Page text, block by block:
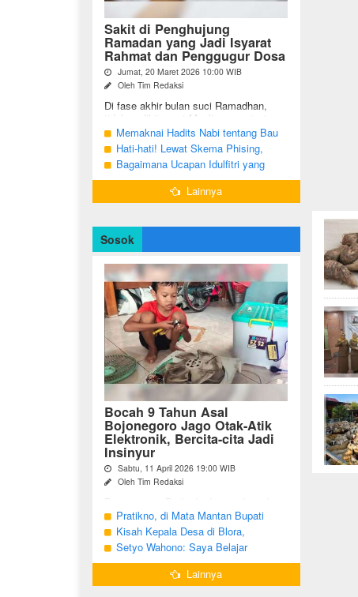
Sakit di Penghujung
Ramadan yang Jadi Isyarat
Rahmat dan Penggugur Dosa
Jumat, 20 Maret 2026 10:00 WIB
Oleh Tim Redaksi
Di fase akhir bulan suci Ramadhan,
tidak sedikit umat Muslim yang justru
diuji dengan kondisi kesehatan yang
menurun. Di tengah ...
Memaknai Hadits Nabi tentang Bau
Mulut Orang Berpuasa Secara Bijak
Agar Tidak Menggangu
Hati-hati! Lewat Skema Phising,
Akun Instagram Bisa Dibajak Kurang
dari 3 Menit
Bagaimana Ucapan Idulfitri yang
Benar Sesuai Sunah Rasulullah
Lainnya
Sosok
Bocah 9 Tahun Asal
Bojonegoro Jago Otak-Atik
Elektronik, Bercita-cita Jadi
Insinyur
Sabtu, 11 April 2026 19:00 WIB
Oleh Tim Redaksi
seusianya, seorang bocah dari Desa
Growok, Kecamatan Dander, Kabupaten
Bojonegoro ini justru memiliki minat
besar ...
Pratikno, di Mata Mantan Bupati
Bojonegoro, Kang Yoto
Kisah Kepala Desa di Blora,
Menjabat Tiga Periode Tapi Masih
Hidup Sederhana
Setyo Wahono: Saya Belajar
Pengabdian dari Orang Tua
Lainnya